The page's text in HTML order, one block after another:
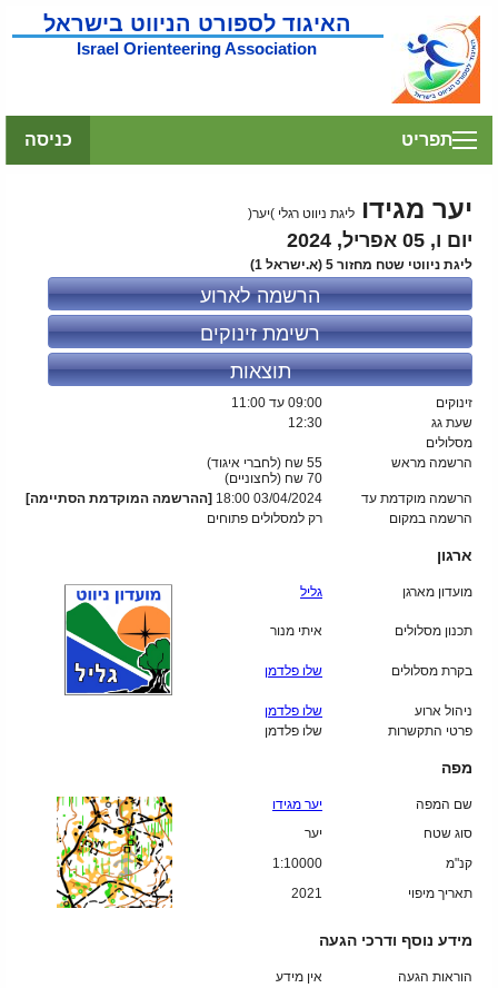
האיגוד לספורט הניווט בישראל
Israel Orienteering Association
כניסה תפריט
יער מגידו ליגת ניווט רגלי )יער(
יום ו, 05 אפריל, 2024
ליגת ניווטי שטח מחזור 5 (א.ישראל 1)
הרשמה לארוע
רשימת זינוקים
תוצאות
זינוקים 09:00 עד 11:00
שעת גג
12:30
מסלולים
הרשמה מראש
55 שח (לחברי איגוד)
70 שח (לחצוניים)
הרשמה מוקדמת עד
03/04/2024 18:00
[ההרשמה המוקדמת הסתיימה]
הרשמה במקום
רק למסלולים פתוחים
ארגון
מועדון מארגן גליל
תכנון מסלולים איתי מנור
בקרת מסלולים שלו פלדמן
ניהול ארוע
שלו פלדמן
פרטי התקשרות
שלו פלדמן
מפה
שם המפה
יער מגידו
סוג שטח
יער
קנ"מ
1:10000
תאריך מיפוי
2021
מידע נוסף ודרכי הגעה
הוראות הגעה
אין מידע